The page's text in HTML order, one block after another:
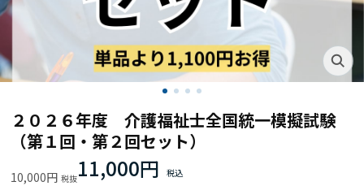
２０２６年度 介護福祉士全国統一模擬試験
（第１回・第２回セット）
10,000円 11,000円